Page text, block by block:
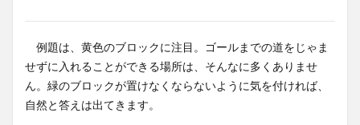
例題は、黄色のブロックに注目。ゴールまでの道をじゃま
せずに入れることができる場所は、そんなに多くありませ
ん。緑のブロックが置けなくならないように気を付ければ、
自然と答えは出てきます。